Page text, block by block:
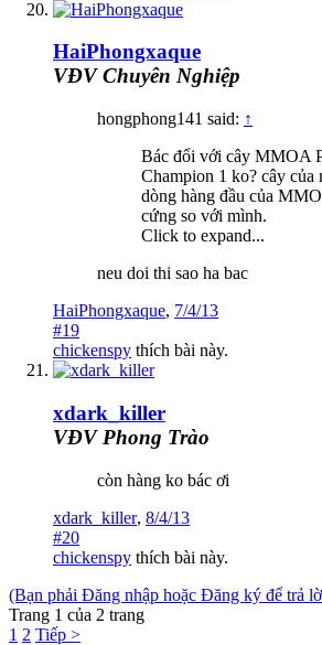
HaiPhongxaque
VĐV Chuyên Nghiệp
hongphong141 said: ↑
Bác đổi với cây MMOA
Champion 1 ko? cây của
dòng hàng đầu của
cứng so với mình.
Click to expand...
neu doi thi sao ha bac
HaiPhongxaque, 7/4/13
#19
chickenspy thích bài này.
xdark_killer
VĐV Phong Trào
còn hàng ko bác ơi
xdark_killer, 8/4/13
#20
chickenspy thích bài này.
(Bạn phải Đăng nhập hoặc Đăng ký để trả
Trang 1 của 2 trang
1 2 Tiếp >